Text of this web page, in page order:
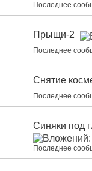
Последнее
Прыщи-2
Последнее
Снятие
Последнее
Синяки под
Последнее